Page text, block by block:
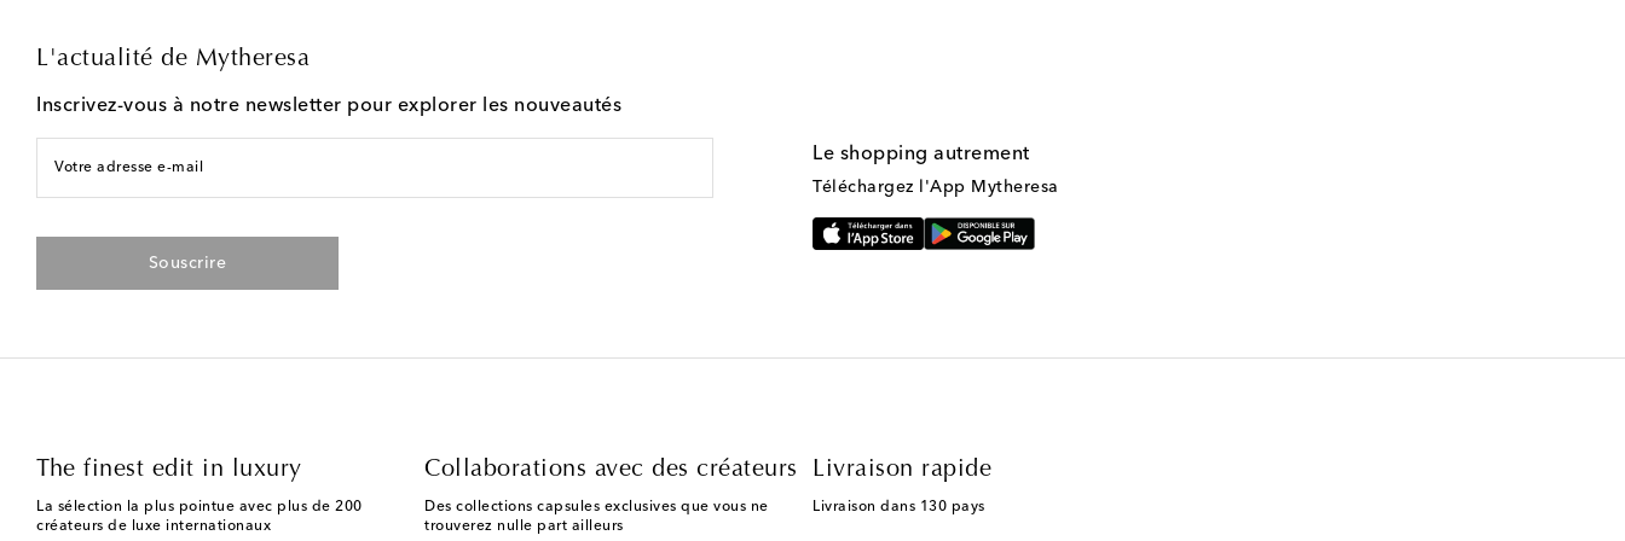
L'actualité de Mytheresa
Inscrivez-vous à notre newsletter pour explorer les nouveautés
Votre adresse e-mail
Souscrire
Le shopping autrement
Téléchargez l'App Mytheresa
The finest edit in luxury
La sélection la plus pointue avec plus de 200
créateurs de luxe internationaux
Collaborations avec des créateurs
Des collections capsules exclusives que vous ne
trouverez nulle part ailleurs
Livraison rapide
Livraison dans 130 pays